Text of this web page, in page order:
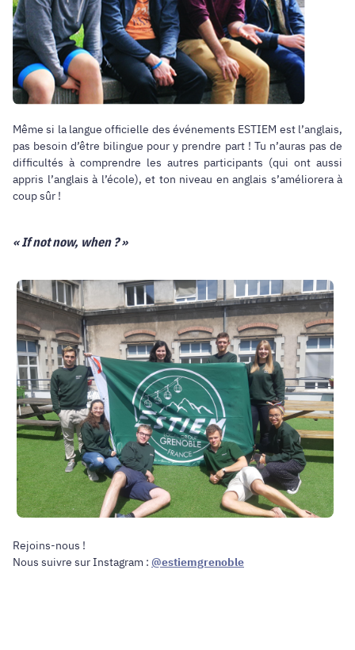
Même si la langue officielle des événements ESTIEM est l’anglais,
pas besoin d’être bilingue pour y prendre part ! Tu n’auras pas de
difficultés à comprendre les autres participants (qui ont aussi
appris l’anglais à l’école), et ton niveau en anglais s’améliorera à
coup sûr !
« If not now, when ? »
Rejoins-nous !
Nous suivre sur Instagram : @estiemgrenoble